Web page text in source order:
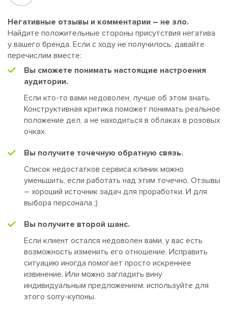
Негативные отзывы и комментарии – не зло.
Найдите положительные стороны присутствия негатива
у вашего бренда. Если с ходу не получилось, давайте
перечислим вместе:
Вы сможете понимать настоящие настроения
аудитории.
Если кто-то вами недоволен, лучше об этом знать.
Конструктивная критика поможет понимать реальное
положение дел, а не находиться в облаках в розовых
очках.
Вы получите точечную обратную связь.
Список недостатков сервиса клиник можно
уменьшить, если работать над этим точечно. Отзывы
– хороший источник задач для проработки. И для
выбора персонала ;)
Вы получите второй шанс.
Если клиент остался недоволен вами, у вас есть
возможность изменить его отношение. Исправить
ситуацию иногда помогает просто искреннее
извинение. Или можно загладить вину
индивидуальным предложением: используйте для
этого sorry-купоны.